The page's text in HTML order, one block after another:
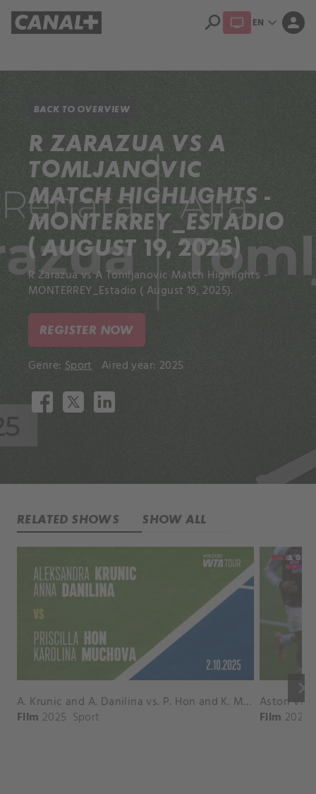
search EN expand_more person
BACK TO OVERVIEW
R ZARAZUA VS A
TOMLJANOVIC
MATCH HIGHLIGHTS -
MONTERREY_ESTADIO
( AUGUST 19, 2025)
R Zarazua vs A Tomljanovic Match Highlights -
MONTERREY_Estadio ( August 19, 2025).
REGISTER NOW
Genre: Sport Aired year: 2025
RELATED SHOWS SHOW ALL
keyboard_arrow_right
A. Krunic and A. Danilina vs. P. Hon and K. Muchova Match Highlights - BEIJING_Capital Group Diamond ( October 02, 2025)
Film 2025 Sport Film 2026